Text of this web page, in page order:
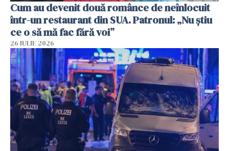
Cum au devenit două românce de neînlocuit
într-un restaurant din SUA. Patronul: „Nu știu
ce o să mă fac fără voi”
26 IULIE 2026